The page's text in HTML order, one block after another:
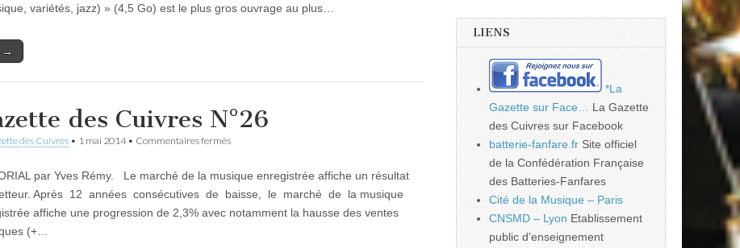
de
variétés, jazz) » (4,5 Go) est le plus gros ouvrage au plus…
→
des Cuivres N°26
des Cuivres • 1 mai 2014• Commentaires ferméssur
Cuivres
N°26
par Yves Rémy. Le marché de la musique enregistrée affiche un résultat
Après 12 années consécutives de baisse, le marché de la musique
affiche une progression de 2,3% avec notamment la hausse des ventes
(+…
LIENS
*La
Gazette sur Face…
La Gazette
des Cuivres sur Facebook
batterie-fanfare.fr Site officiel
de la Confédération Française
des Batteries-Fanfares
Cité de la Musique – Paris
CNSMD – Lyon Etablissement
public d’enseignement